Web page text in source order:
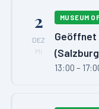
2
DEZ
Mi
MUSEUM
Geöffnet
13:00 –